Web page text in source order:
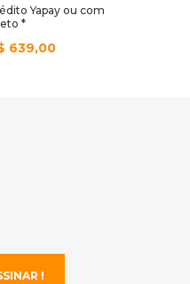
Yapay ou com
*
639,00
!